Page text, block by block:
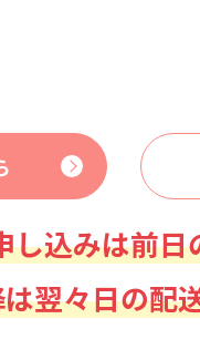
込みは前日
翌々日の配